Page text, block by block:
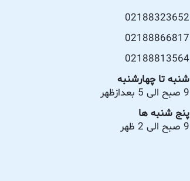
02188323652
02188866817
02188813564
شنبه تا چهارشنبه
9 صبح الی 5 بعدازظهر
پنج شنبه ها
9 صبح الی 2 ظهر